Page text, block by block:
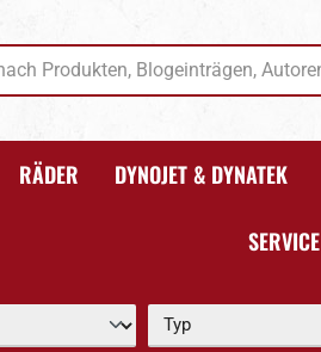
RÄDER DYNOJET & DYNATEK
SERVICE